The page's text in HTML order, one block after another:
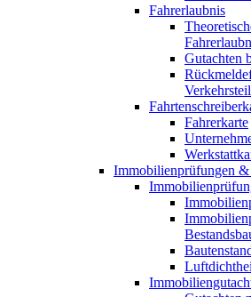
Fahrerlaubnis
Gutachten
Fahrerkarte
Immobilienprüfungen &